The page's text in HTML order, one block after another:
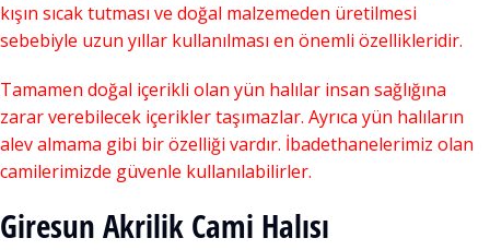
kışın sıcak tutması ve doğal malzemeden üretilmesi
sebebiyle uzun yıllar kullanılması en önemli özellikleridir.
Tamamen doğal içerikli olan yün halılar insan sağlığına
zarar verebilecek içerikler taşımazlar. Ayrıca yün halıların
alev almama gibi bir özelliği vardır. İbadethanelerimiz olan
camilerimizde güvenle kullanılabilirler.
Giresun Akrilik Cami Halısı